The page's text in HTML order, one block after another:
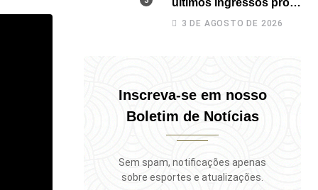
últimos ingressos pro
TBT do Safadão com
3 DE AGOSTO DE 2026
Inscreva-se em nosso
Boletim de Notícias
Sem spam, notificações apenas
sobre esportes e atualizações.